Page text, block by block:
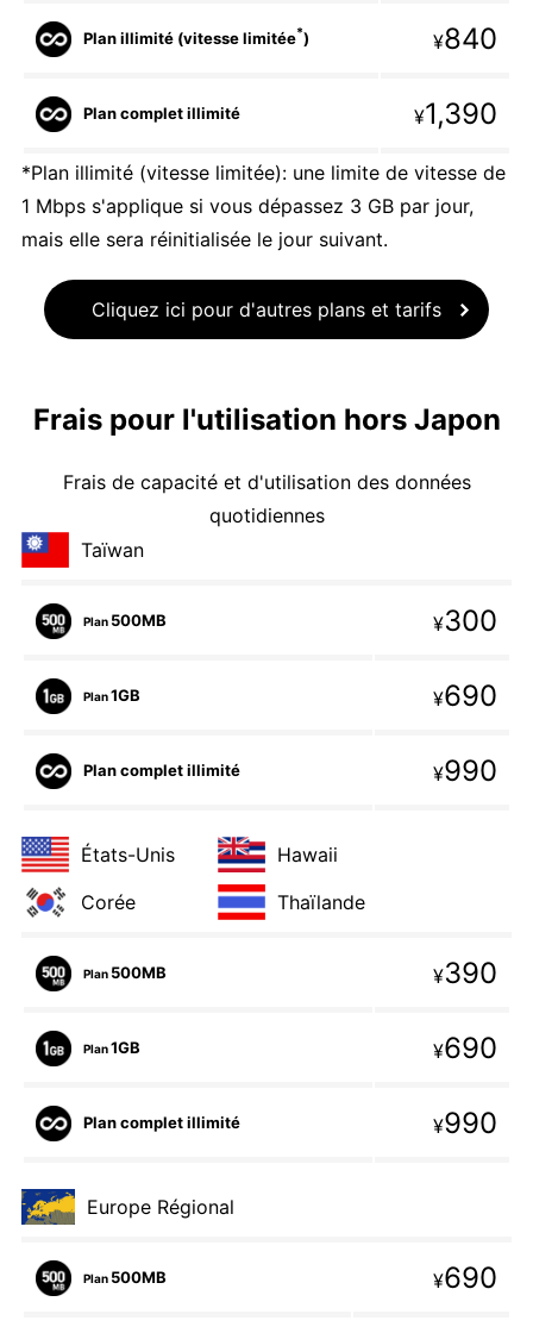
Plan illimité (vitesse limitée*) ¥840
Plan complet illimité ¥1,390
*Plan illimité (vitesse limitée): une limite de vitesse de
1 Mbps s'applique si vous dépassez 3 GB par jour,
mais elle sera réinitialisée le jour suivant.
Cliquez ici pour d'autres plans et tarifs
Frais pour l'utilisation hors Japon
Frais de capacité et d'utilisation des données
quotidiennes
Taïwan
Plan 500MB ¥300
Plan1GB ¥690
Plan complet illimité ¥990
États-Unis
Hawaii
Corée
Thaïlande
Plan 500MB ¥390
Plan1GB ¥690
Plan complet illimité ¥990
Europe Régional
Plan 500MB ¥690